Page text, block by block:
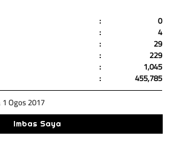
:
:
:
:
:
:
0
4
29
229
1,045
455,785
Ogos 2017
Imbas Saya